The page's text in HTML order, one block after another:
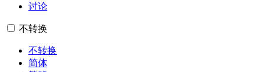
讨论
不转换
不转换
简体